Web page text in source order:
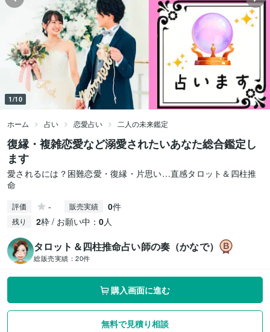
1/10
ホーム 占い 恋愛占い 二人の未来鑑定
復縁・複雑恋愛など溺愛されたいあなた総合鑑定し
ます
愛されるには？困難恋愛・復縁・片思い…直感タロット＆四柱推
命
評価 - 販売実績 0件
残り 2枠 / お願い中： 0人
タロット＆四柱推命占い師の奏（かなで）
総販売実績： 20件
購入画面に進む
無料で見積り相談